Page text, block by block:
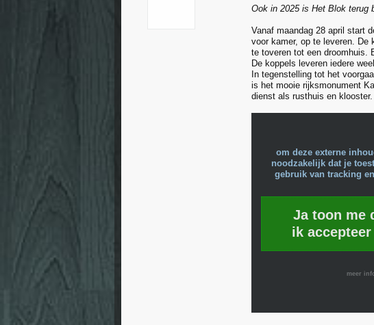
Ook in 2025 is Het Blok terug
Vanaf maandag 28 april start
voor kamer, op te leveren. De
te toveren tot een droomhuis.
De koppels leveren iedere
In tegenstelling tot het
is het mooie rijksmonument
dienst als rusthuis en
om deze externe
noodzakelijk dat je
gebruik van tracking
Ja toon me
ik
meer